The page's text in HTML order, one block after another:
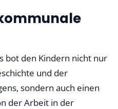
bot den Kindern nicht nur
und der
sondern auch einen
der Arbeit in der